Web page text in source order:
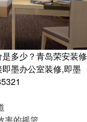
多少？青岛荣安装修
墨办公室装修,即墨
率的摇篮